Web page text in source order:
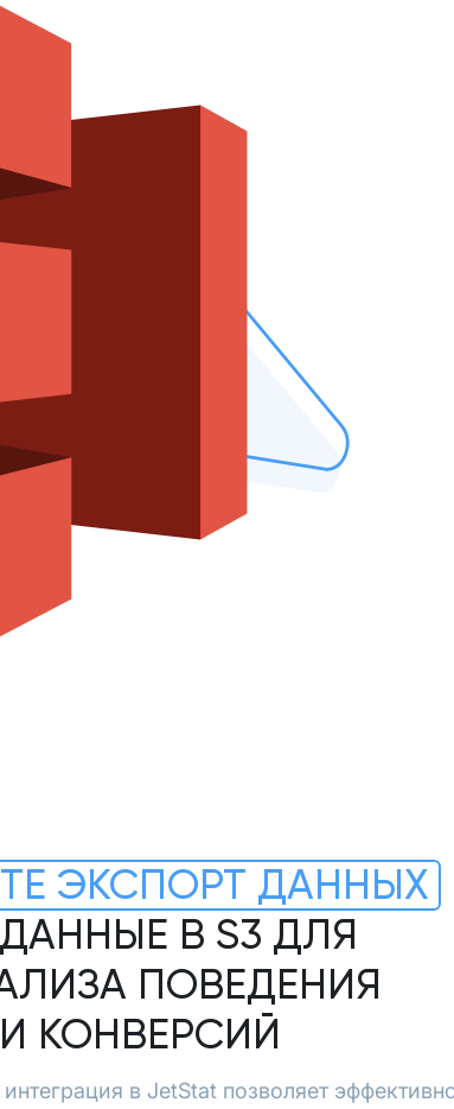
ЭКСПОРТ ДАННЫХ
ДАННЫЕ В S3 ДЛЯ
ПОВЕДЕНИЯ
КОНВЕРСИЙ
в JetStat позволяет